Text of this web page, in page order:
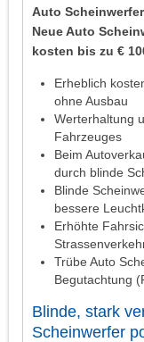
Auto
Neue Auto
kosten bis zu €
Erheblich
ohne Ausbau
Werterhaltung
Fahrzeuges
Beim
durch blinde
Blinde
bessere
Erhöhte
Trübe Auto
Begutachtung
Blinde, stark
Scheinwerfer